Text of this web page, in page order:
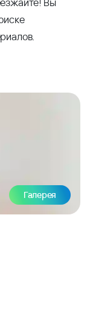
Галерея